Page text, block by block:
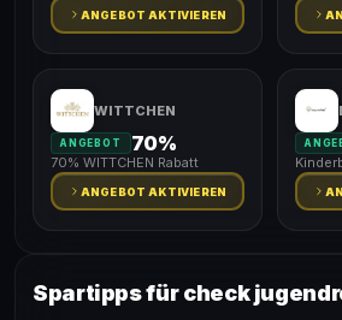
ANGEBOT AKTIVIEREN
WITTCHEN
ANGEBOT 70%
70% WITTCHEN Rabatt
ANGEBOT AKTIVIEREN
Spartipps für check